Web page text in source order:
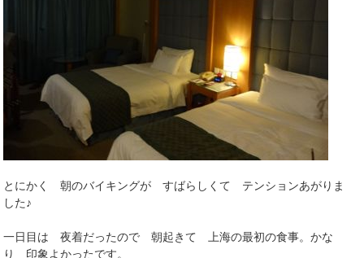
とにかく 朝のバイキングが すばらしくて テンションあがりま
した♪
一日目は 夜着だったので 朝起きて 上海の最初の食事。かな
り 印象よかったです。